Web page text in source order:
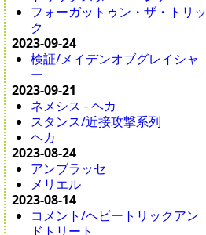
フォーガットゥン・ザ・トリッ
ク
2023-09-24
検証/メイデンオブグレイシャ
ー
2023-09-21
ネメシス - ヘカ
スタンス/近接攻撃系列
ヘカ
2023-08-24
アンブラッセ
メリエル
2023-08-14
コメント/ヘビートリックアン
ドトリート